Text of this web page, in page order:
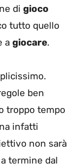
di gioco
tutto quello
a giocare.
ben
troppo tempo
infatti
non sarà
termine dal